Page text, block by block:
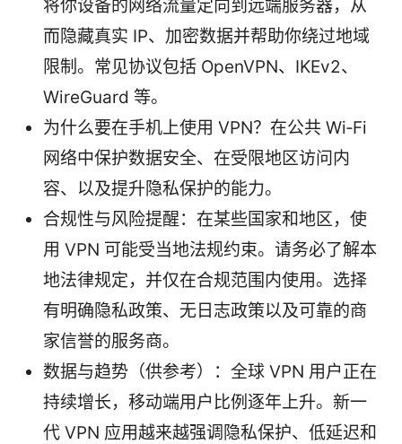
将你设备的网络流量定向到远端服务器，从
而隐藏真实 IP、加密数据并帮助你绕过地域
限制。常见协议包括 OpenVPN、IKEv2、
WireGuard 等。
为什么要在手机上使用 VPN？在公共 Wi‑Fi
网络中保护数据安全、在受限地区访问内
容、以及提升隐私保护的能力。
合规性与风险提醒：在某些国家和地区，使
用 VPN 可能受当地法规约束。请务必了解本
地法律规定，并仅在合规范围内使用。选择
有明确隐私政策、无日志政策以及可靠的商
家信誉的服务商。
数据与趋势（供参考）：全球 VPN 用户正在
持续增长，移动端用户比例逐年上升。新一
代 VPN 应用越来越强调隐私保护、低延迟和